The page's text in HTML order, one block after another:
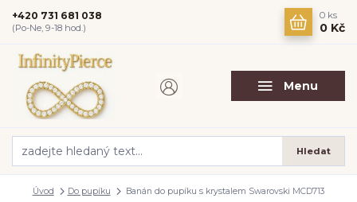
Menu
Hledat
+420 731 681 038
(Po-Ne, 9-18 hod.)
0 ks
0 Kč
Úvod Do pupíku
Banán do pupíku s krystalem Swarovski MCD713